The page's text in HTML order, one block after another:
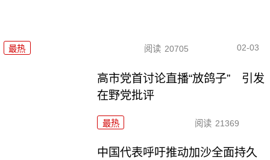
最热 阅读 20705 02-03
高市党首讨论直播“放鸽子” 引发
在野党批评
最热 阅读 21369
中国代表呼吁推动加沙全面持久